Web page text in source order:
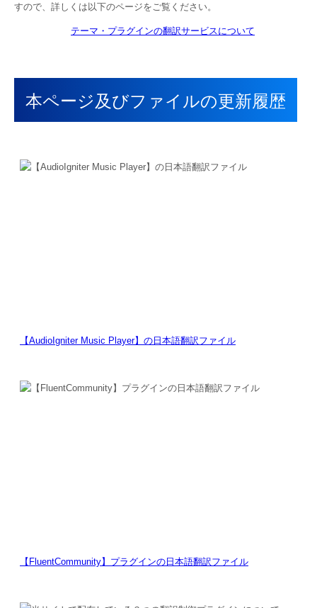
すので、詳しくは以下のページをご覧ください。
テーマ・プラグインの翻訳サービスについて
本ページ及びファイルの更新履歴
【AudioIgniter Music Player】の日本語翻訳ファイル
【FluentCommunity】プラグインの日本語翻訳ファイル